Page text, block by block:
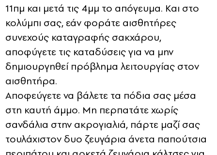
11πμ και μετά τις 4μμ το απόγευμα. Και στο
κολύμπι σας, εάν φοράτε αισθητήρες
συνεχούς καταγραφής σακχάρου,
αποφύγετε τις καταδύσεις για να μην
δημιουργηθεί πρόβλημα λειτουργίας στον
αισθητήρα.
Αποφεύγετε να βάλετε τα πόδια σας μέσα
στη καυτή άμμο. Μη περπατάτε χωρίς
σανδάλια στην ακρογιαλιά, πάρτε μαζί σας
τουλάχιστον δυο ζευγάρια άνετα παπούτσια